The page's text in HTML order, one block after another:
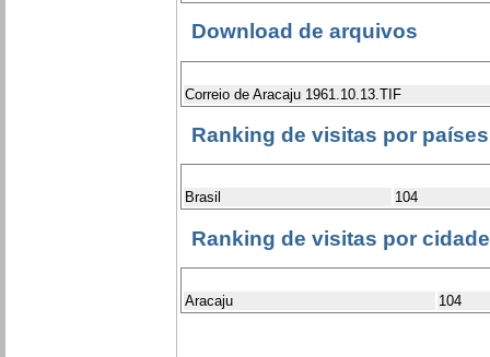
Download de arquivos
Correio de Aracaju 1961.10.13.TIF
Ranking de visitas por países
Brasil 104
Ranking de visitas por
Aracaju 104